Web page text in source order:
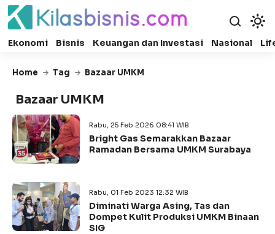
Ekonomi Bisnis Keuangan dan Investasi Nasional
Home Tag Bazaar UMKM
Bazaar UMKM
Rabu, 25 Feb 2026 08:41 WIB
Bright Gas Semarakkan Bazaar
Ramadan Bersama UMKM Surabaya
Rabu, 01 Feb 2023 12:32 WIB
Diminati Warga Asing, Tas dan
Dompet Kulit Produksi UMKM Binaan
SIG